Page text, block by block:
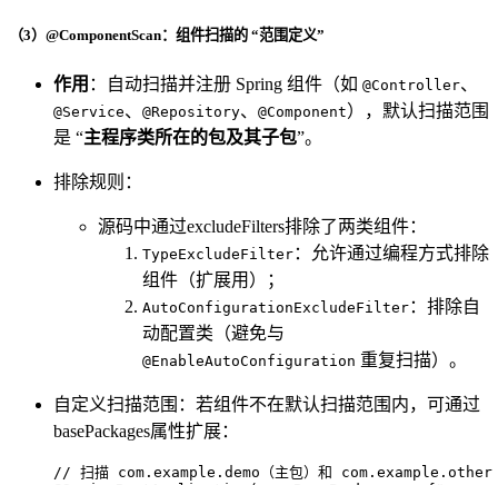
（3）@ComponentScan：组件扫描的 “范围定义”
作用 ：自动扫描并注册 Spring 组件（如 @Controller、
@Service、 @Repository、 @Component），默认扫描范围
是 “主程序类所在的包及其子包”。
排除规则：
源码中通过excludeFilters排除了两类组件：
TypeExcludeFilter ：允许通过编程方式排除
组件（扩展用）；
AutoConfigurationExcludeFilter ：排除自
动配置类（避免与
@EnableAutoConfiguration 重复扫描）。
自定义扫描范围：若组件不在默认扫描范围内，可通过
basePackages属性扩展：
// 扫描 com.example.demo（主包）和 com.example.other